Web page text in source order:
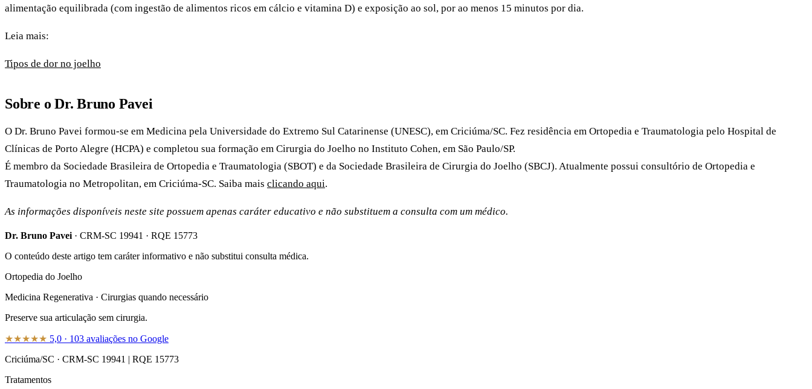
alimentação equilibrada (com ingestão de alimentos ricos em cálcio e vitamina D) e exposição ao sol, por ao menos 15 minutos por dia.
Leia mais:
Tipos de dor no joelho
Sobre o Dr. Bruno Pavei
O Dr. Bruno Pavei formou-se em Medicina pela Universidade do Extremo Sul Catarinense (UNESC), em Criciúma/SC. Fez residência em Ortopedia e Traumatologia pelo Hospital de
Clínicas de Porto Alegre (HCPA) e completou sua formação em Cirurgia do Joelho no Instituto Cohen, em São Paulo/SP.
É membro da Sociedade Brasileira de Ortopedia e Traumatologia (SBOT) e da Sociedade Brasileira de Cirurgia do Joelho (SBCJ). Atualmente possui consultório de Ortopedia e
Traumatologia no Metropolitan, em Criciúma-SC. Saiba mais clicando aqui.
As informações disponíveis neste site possuem apenas caráter educativo e não substituem a consulta com um médico.
Dr. Bruno Pavei · CRM-SC 19941 · RQE 15773
O conteúdo deste artigo tem caráter informativo e não substitui consulta médica.
Ortopedia do Joelho
Medicina Regenerativa · Cirurgias quando necessário
Preserve sua articulação sem cirurgia.
★★★★★ 5,0 · 103 avaliações no Google
Criciúma/SC · CRM-SC 19941 | RQE 15773
Tratamentos